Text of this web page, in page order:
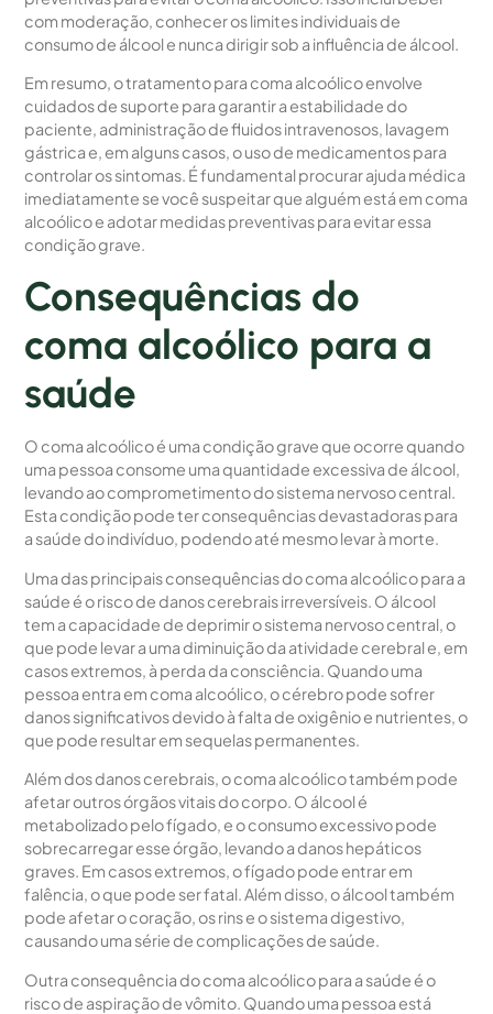
com moderação, conhecer os limites individuais de
consumo de álcool e nunca dirigir sob a influência de álcool.
Em resumo, o tratamento para coma alcoólico envolve
cuidados de suporte para garantir a estabilidade do
paciente, administração de fluidos intravenosos, lavagem
gástrica e, em alguns casos, o uso de medicamentos para
controlar os sintomas. É fundamental procurar ajuda médica
imediatamente se você suspeitar que alguém está em coma
alcoólico e adotar medidas preventivas para evitar essa
condição grave.
Consequências do
coma alcoólico para a
saúde
O coma alcoólico é uma condição grave que ocorre quando
uma pessoa consome uma quantidade excessiva de álcool,
levando ao comprometimento do sistema nervoso central.
Esta condição pode ter consequências devastadoras para
a saúde do indivíduo, podendo até mesmo levar à morte.
Uma das principais consequências do coma alcoólico para a
saúde é o risco de danos cerebrais irreversíveis. O álcool
tem a capacidade de deprimir o sistema nervoso central, o
que pode levar a uma diminuição da atividade cerebral e, em
casos extremos, à perda da consciência. Quando uma
pessoa entra em coma alcoólico, o cérebro pode sofrer
danos significativos devido à falta de oxigênio e nutrientes, o
que pode resultar em sequelas permanentes.
Além dos danos cerebrais, o coma alcoólico também pode
afetar outros órgãos vitais do corpo. O álcool é
metabolizado pelo fígado, e o consumo excessivo pode
sobrecarregar esse órgão, levando a danos hepáticos
graves. Em casos extremos, o fígado pode entrar em
falência, o que pode ser fatal. Além disso, o álcool também
pode afetar o coração, os rins e o sistema digestivo,
causando uma série de complicações de saúde.
Outra consequência do coma alcoólico para a saúde é o
risco de aspiração de vômito. Quando uma pessoa está